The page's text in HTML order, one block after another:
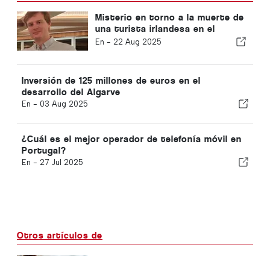
Misterio en torno a la muerte de
una turista irlandesa en el
Algarve
En - 22 Aug 2025
Inversión de 125 millones de euros en el
desarrollo del Algarve
En - 03 Aug 2025
¿Cuál es el mejor operador de telefonía móvil en
Portugal?
En - 27 Jul 2025
Otros artículos de